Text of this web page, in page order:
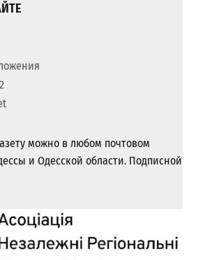
можно в любом почтовом
и Одесской области. Подписной